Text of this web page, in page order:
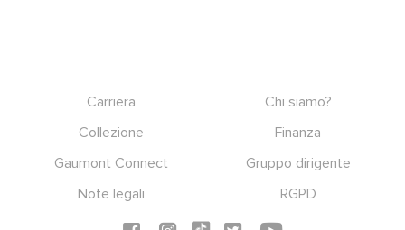
Carriera
Chi siamo?
Collezione
Finanza
Gaumont Connect
Gruppo dirigente
Note legali
RGPD
Social icons